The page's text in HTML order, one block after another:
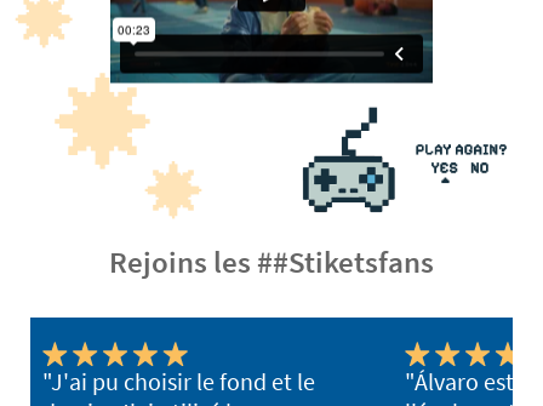
Rejoins les ##Stiketsfans
"J'ai pu choisir le fond et le
"Álvaro est